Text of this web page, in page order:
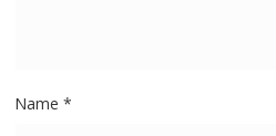
Name*